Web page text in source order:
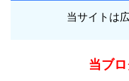
当サイトは
当ブ